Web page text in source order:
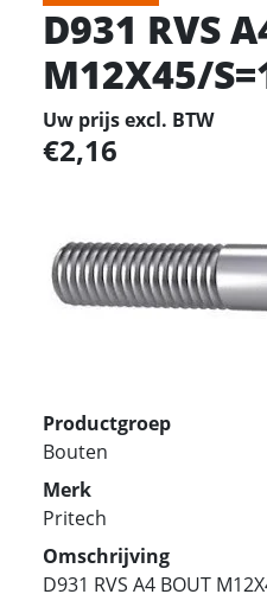
D931 RVS
M12X45/
Uw prijs excl. BTW
2,16
Productgroep
Bouten
Merk
Pritech
Omschrijving
D931 RVS A4 BOUT